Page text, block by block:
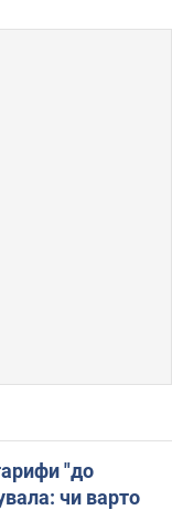
"до
чи варто